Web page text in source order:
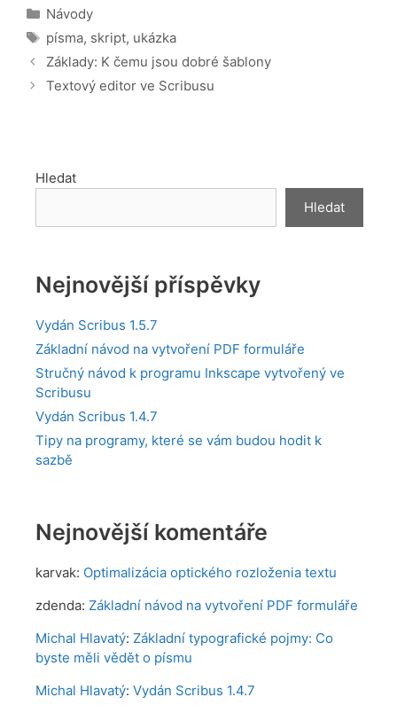
Rubriky
Návody
Štítky
písma, skript, ukázka
Základy: K čemu jsou dobré šablony
Textový editor ve Scribusu
Hledat
Hledat
Nejnovější příspěvky
Vydán Scribus 1.5.7
Základní návod na vytvoření PDF formuláře
Stručný návod k programu Inkscape vytvořený ve
Scribusu
Vydán Scribus 1.4.7
Tipy na programy, které se vám budou hodit k
sazbě
Nejnovější komentáře
karvak: Optimalizácia optického rozloženia textu
zdenda: Základní návod na vytvoření PDF formuláře
Michal Hlavatý: Základní typografické pojmy: Co
byste měli vědět o písmu
Michal Hlavatý: Vydán Scribus 1.4.7